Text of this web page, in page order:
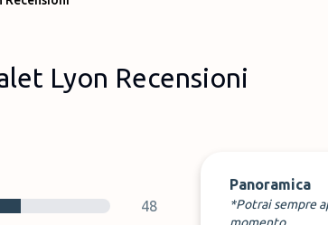
Lyon Recensioni
48
Panoramica
*Potrai sempre